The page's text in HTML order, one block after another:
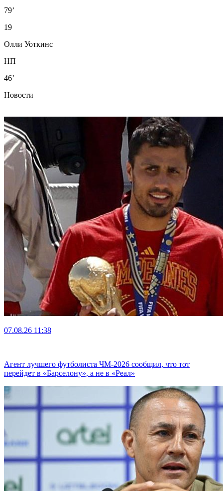
79’
19
Олли Уоткинс
НП
46’
Новости
07.08.26 11:38
Агент лучшего футболиста ЧМ-2026 cообщил, что тот
перейдет в «Барселону», а не в «Реал»